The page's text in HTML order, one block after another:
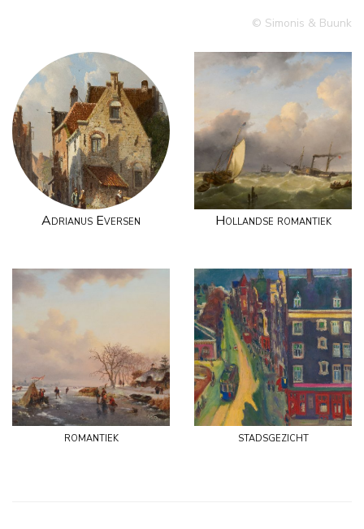
© Simonis & Buunk
Adrianus Eversen Hollandse romantiek
romantiek stadsgezicht